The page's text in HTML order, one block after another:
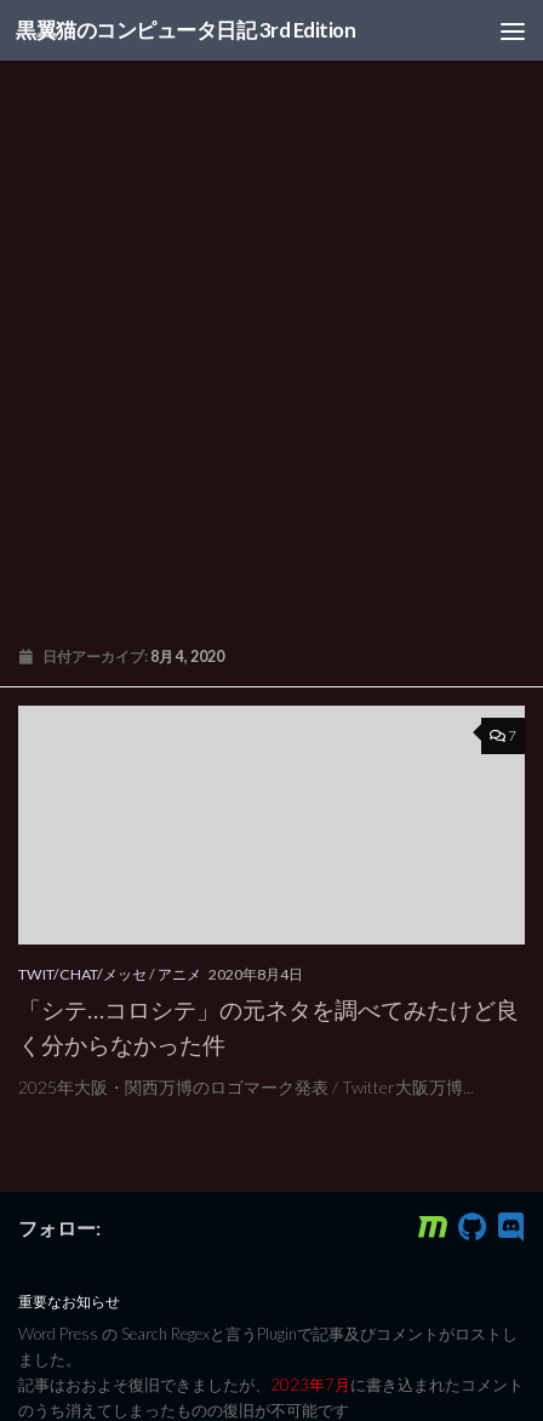
コンテンツへスキップ
黒翼猫のコンピュータ日記 3rd Edition
日付アーカイブ: 8月 4, 2020
7
TWIT/CHAT/メッセ / アニメ 2020年8月4日
「シテ…コロシテ」の元ネタを調べてみたけど良
く分からなかった件
2025年大阪・関西万博のロゴマーク発表 / Twitter大阪万博...
フォロー:
重要なお知らせ
Word Press の Search Regexと言うPluginで記事及びコメントがロストし
ました。
記事はおおよそ復旧できましたが、 2023年7月に書き込まれたコメント
のうち消えてしまったものの復旧が不可能です